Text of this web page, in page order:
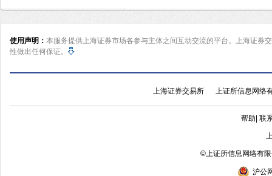
使用声明： 本服务提供上海证券市场各参与主体之间互动交流的平台。上海证券
性做出任何保证。
上海证券交易所 上证所信息网络
帮助 联
©上证所信息网络有
沪公